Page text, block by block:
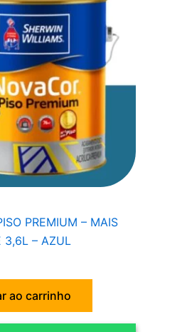
PREMIUM – MAIS
3,6L – AZUL
ao carrinho